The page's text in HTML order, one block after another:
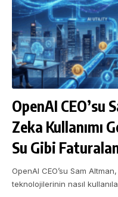
OpenAI CEO’su
Zeka Kullanımı
Su Gibi
OpenAI CEO’su Sam
teknolojilerinin nasıl